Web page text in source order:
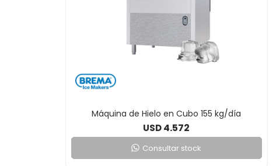
Máquina de Hielo en Cubo 155 kg/día
USD4.572
Consultar stock